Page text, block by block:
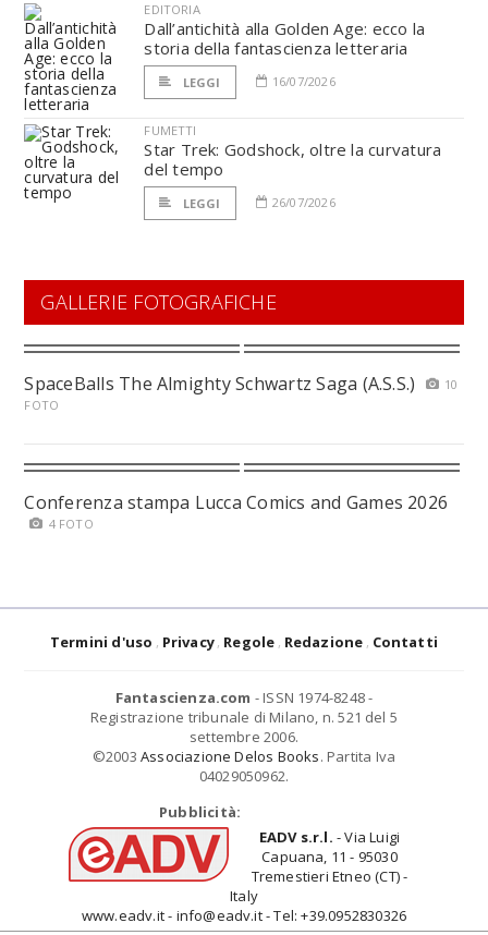
EDITORIA
Dall’antichità alla Golden Age: ecco la
storia della fantascienza letteraria
LEGGI 16/07/2026
FUMETTI
Star Trek: Godshock, oltre la curvatura
del tempo
LEGGI 26/07/2026
GALLERIE FOTOGRAFICHE
SpaceBalls The Almighty Schwartz Saga (A.S.S.)
10
FOTO
Conferenza stampa Lucca Comics and Games 2026
4 FOTO
Termini d'uso Privacy Regole Redazione Contatti
Fantascienza.com - ISSN 1974-8248 -
Registrazione tribunale di Milano, n. 521 del 5
settembre 2006.
©2003 Associazione Delos Books. Partita Iva
04029050962.
Pubblicità:
EADV s.r.l. - Via Luigi
Capuana, 11 - 95030
Tremestieri Etneo (CT) -
Italy
www.eadv.it - info@eadv.it - Tel: +39.0952830326